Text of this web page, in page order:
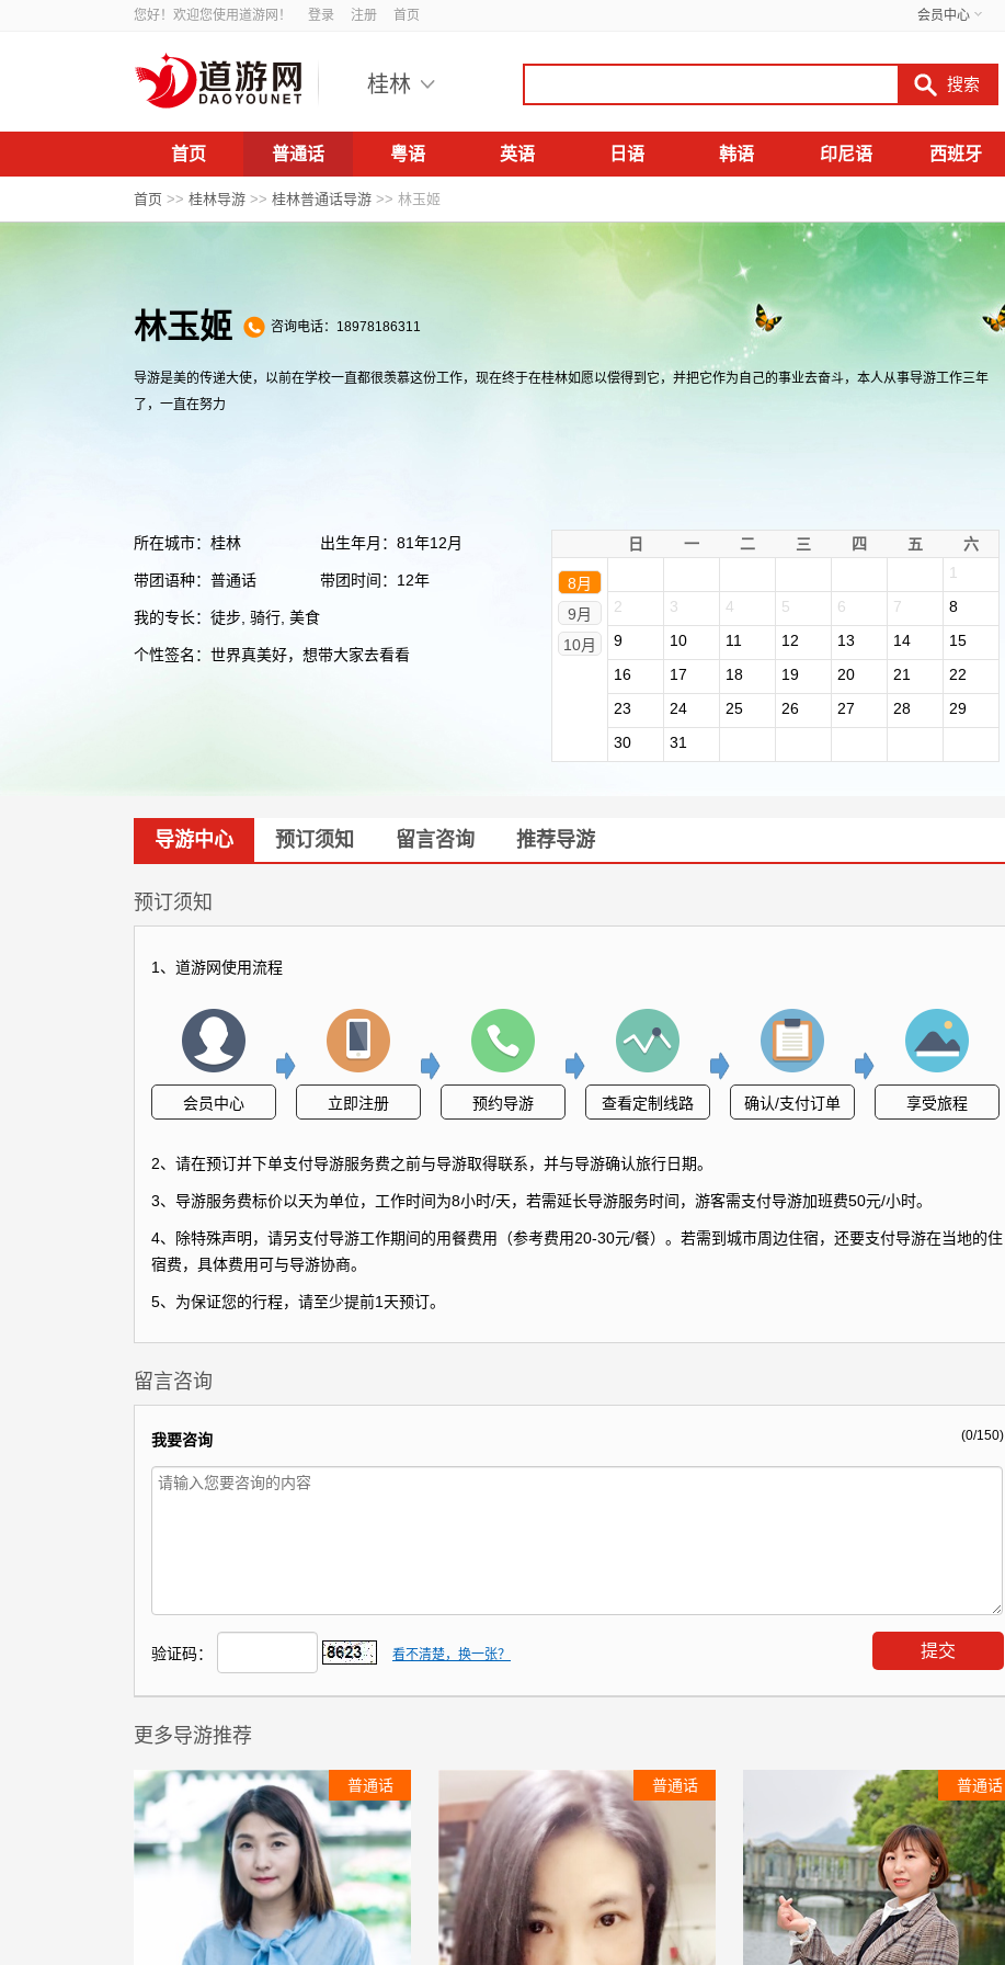
您好！欢迎您使用道游网！ 登录 注册 首页 会员中心
桂林
首页 普通话 粤语 英语 日语 韩语 印尼语 西班牙
首页 >> 桂林导游 >> 桂林普通话导游 >> 林玉姬
林玉姬 咨询电话：18978186311
导游是美的传递大使，以前在学校一直都很羡慕这份工作，现在终于在桂林如愿以偿得到它，并把它作为自己的事业去奋斗，本人从事导游工作三年
了，一直在努力
所在城市：桂林 出生年月：81年12月
带团语种：普通话 带团时间：12年
我的专长：徒步, 骑行, 美食
个性签名：世界真美好，想带大家去看看
日 一 二 三 四 五 六
8月
9月
10月
1
2
3 4 5 6 7
8
9
10 11 12 13 14
15
16
17 18 19 20 21
22
23
24 25 26 27 28
29
30
31
导游中心 预订须知 留言咨询 推荐导游
预订须知
1、道游网使用流程
会员中心 立即注册 预约导游 查看定制线路 确认/支付订单 享受旅程
2、请在预订并下单支付导游服务费之前与导游取得联系，并与导游确认旅行日期。
3、导游服务费标价以天为单位，工作时间为8小时/天，若需延长导游服务时间，游客需支付导游加班费50元/小时。
4、除特殊声明，请另支付导游工作期间的用餐费用（参考费用20-30元/餐）。若需到城市周边住宿，还要支付导游在当地的住
宿费，具体费用可与导游协商。
5、为保证您的行程，请至少提前1天预订。
留言咨询
(0/150)
我要咨询
验证码： 看不清楚，换一张？
更多导游推荐
普通话 普通话 普通话